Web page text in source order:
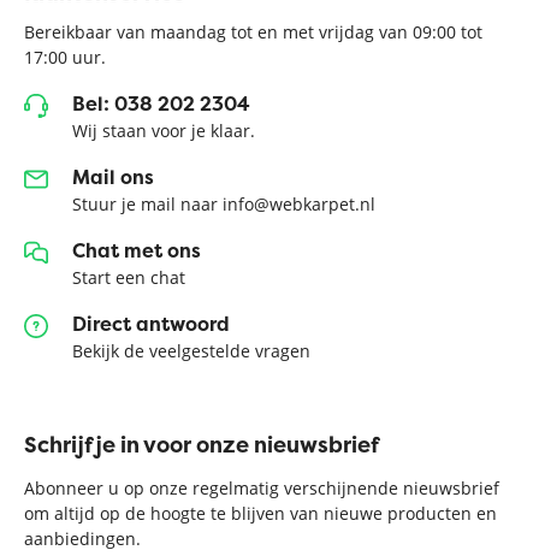
Bereikbaar van maandag tot en met vrijdag van 09:00 tot
17:00 uur.
Bel: 038 202 2304
Wij staan voor je klaar.
Mail ons
Stuur je mail naar info@webkarpet.nl
Chat met ons
Start een chat
Direct antwoord
Bekijk de veelgestelde vragen
Schrijf je in voor onze nieuwsbrief
Abonneer u op onze regelmatig verschijnende nieuwsbrief
om altijd op de hoogte te blijven van nieuwe producten en
aanbiedingen.